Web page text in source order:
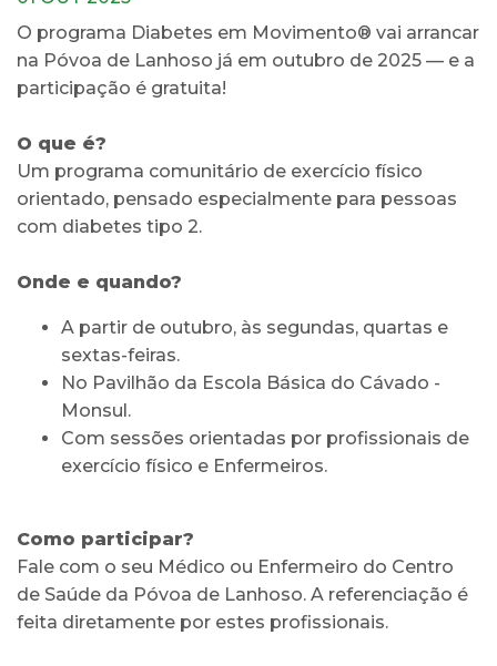
O programa Diabetes em Movimento® vai arrancar
na Póvoa de Lanhoso já em outubro de 2025 — e a
participação é gratuita!
O que é?
Um programa comunitário de exercício físico
orientado, pensado especialmente para pessoas
com diabetes tipo 2.
Onde e quando?
A partir de outubro, às segundas, quartas e
sextas-feiras.
No Pavilhão da Escola Básica do Cávado -
Monsul.
Com sessões orientadas por profissionais de
exercício físico e Enfermeiros.
Como participar?
Fale com o seu Médico ou Enfermeiro do Centro
de Saúde da Póvoa de Lanhoso. A referenciação é
feita diretamente por estes profissionais.